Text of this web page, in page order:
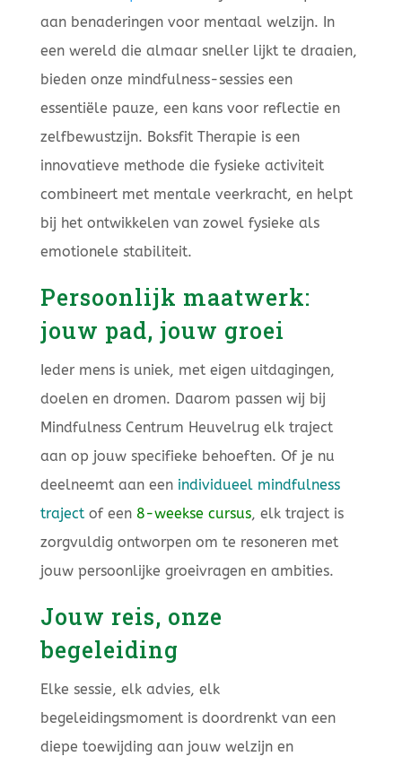
aan benaderingen voor mentaal welzijn. In
een wereld die almaar sneller lijkt te draaien,
bieden onze mindfulness-sessies een
essentiële pauze, een kans voor reflectie en
zelfbewustzijn. Boksfit Therapie is een
innovatieve methode die fysieke activiteit
combineert met mentale veerkracht, en helpt
bij het ontwikkelen van zowel fysieke als
emotionele stabiliteit.
Persoonlijk maatwerk:
jouw pad, jouw groei
Ieder mens is uniek, met eigen uitdagingen,
doelen en dromen. Daarom passen wij bij
Mindfulness Centrum Heuvelrug elk traject
aan op jouw specifieke behoeften. Of je nu
deelneemt aan een individueel mindfulness
traject of een 8-weekse cursus, elk traject is
zorgvuldig ontworpen om te resoneren met
jouw persoonlijke groeivragen en ambities.
Jouw reis, onze
begeleiding
Elke sessie, elk advies, elk
begeleidingsmoment is doordrenkt van een
diepe toewijding aan jouw welzijn en